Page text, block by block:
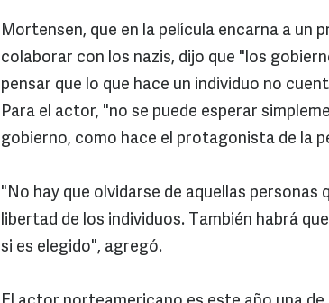
Mortensen, que en la película encarna a un
colaborar con los nazis, dijo que "los
pensar que lo que hace un individuo no
Para el actor, "no se puede esperar
gobierno, como hace el protagonista de la
"No hay que olvidarse de aquellas personas
libertad de los individuos. También habrá
si es elegido", agregó.